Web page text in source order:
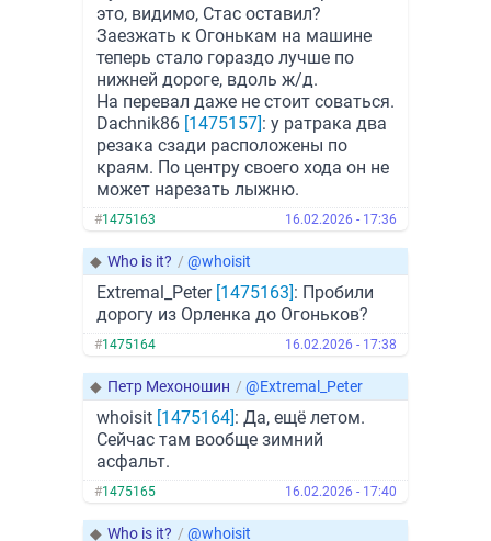
это, видимо, Стас оставил?
Заезжать к Огонькам на машине
теперь стало гораздо лучше по
нижней дороге, вдоль ж/д.
На перевал даже не стоит соваться.
Dachnik86 [1475157]: у ратрака два
резака сзади расположены по
краям. По центру своего хода он не
может нарезать лыжню.
#1475163 16.02.2026 - 17:36
◆ Who is it? / @whoisit
Extremal_Peter [1475163]: Пробили
дорогу из Орленка до Огоньков?
#1475164 16.02.2026 - 17:38
◆ Петр Мехоношин / @Extremal_Peter
whoisit [1475164]: Да, ещё летом.
Сейчас там вообще зимний
асфальт.
#1475165 16.02.2026 - 17:40
◆ Who is it? / @whoisit